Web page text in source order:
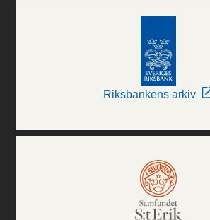
Riksbankens arkiv